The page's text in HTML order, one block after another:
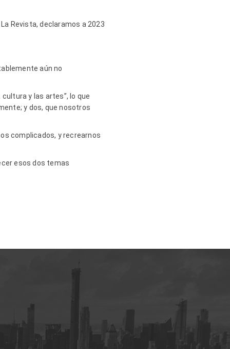
Revista, declaramos a 2023
aún no
y las artes”, lo que
y dos, que nosotros
complicados, y recrearnos
esos dos temas